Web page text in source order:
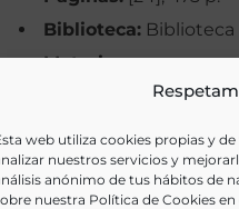
web utiliza cookies propias y
nuestros servicios y
anónimo de tus hábitos de
nuestra Política de Cookies en
Biblioteca: Biblioteca
Materias:
Palabras clave:
Idioma:
Castellano
Ir a